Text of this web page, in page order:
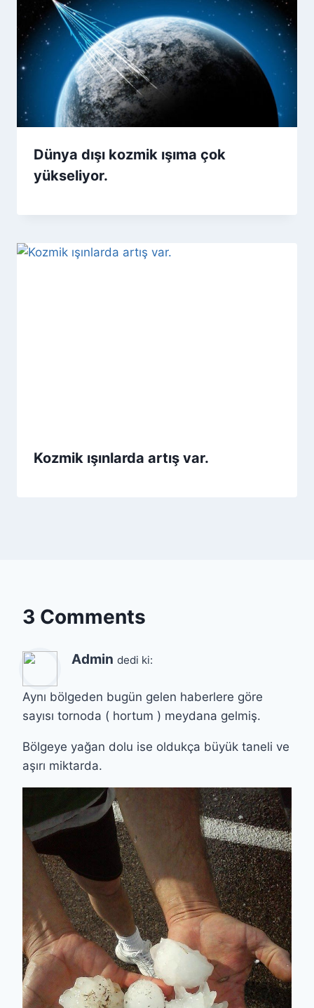
Dünya dışı kozmik ışıma çok
yükseliyor.
Kozmik ışınlarda artış var.
3 Comments
Admin dedi ki:
Aynı bölgeden bugün gelen haberlere göre
sayısı tornoda ( hortum ) meydana gelmiş.
Bölgeye yağan dolu ise oldukça büyük taneli ve
aşırı miktarda.